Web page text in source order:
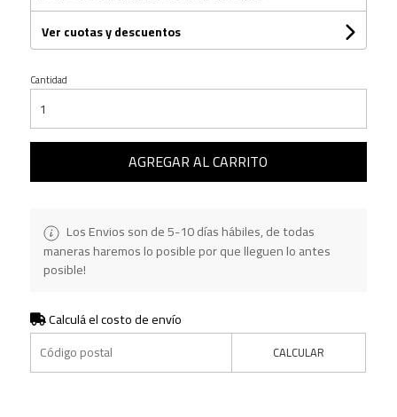
Ver cuotas y descuentos
Cantidad
AGREGAR AL CARRITO
Los Envios son de 5-10 días hábiles, de todas
maneras haremos lo posible por que lleguen lo antes
posible!
Calculá el costo de envío
CALCULAR